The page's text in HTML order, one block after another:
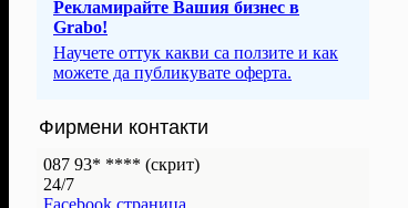
Рекламирайте Вашия бизнес в
Grabo!
Научете оттук какви са ползите и как
можете да публикувате оферта.
Фирмени контакти
087 93* **** (скрит)
24/7
Facebook страница